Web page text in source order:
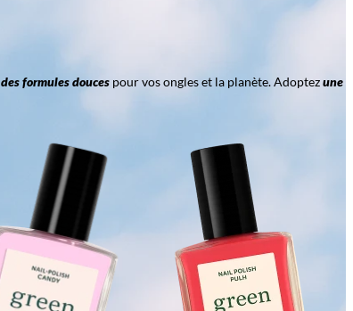
des formules doucespour vos ongles et la planète. Adoptezune